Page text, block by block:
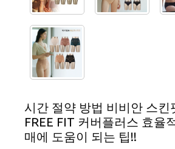
시간 절약 방법 비비안 스킨
FREE FIT 커버플러스 효율
매에 도움이 되는 팁!!